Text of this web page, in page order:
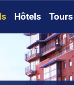
Hôtels Tours